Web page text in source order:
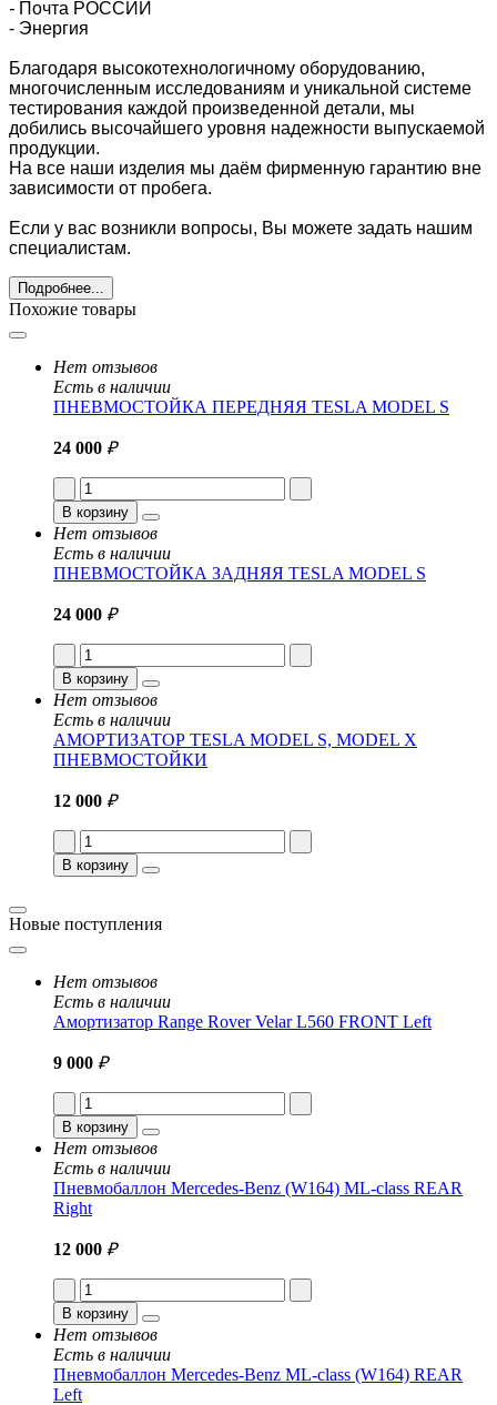
- Почта РОССИИ
- Энергия
Благодаря высокотехнологичному оборудованию,
многочисленным исследованиям и уникальной системе
тестирования каждой произведенной детали, мы
добились высочайшего уровня надежности выпускаемой
продукции.
На все наши изделия мы даём фирменную гарантию вне
зависимости от пробега.
Если у вас возникли вопросы, Вы можете задать нашим
специалистам.
Подробнее...
Похожие товары
Нет отзывов
Есть в наличии
ПНЕВМОСТОЙКА ПЕРЕДНЯЯ TESLA MODEL S
24 000 ₽
В корзину
Нет отзывов
Есть в наличии
ПНЕВМОСТОЙКА ЗАДНЯЯ TESLA MODEL S
24 000 ₽
В корзину
Нет отзывов
Есть в наличии
АМОРТИЗАТОР TESLA MODEL S, MODEL X
ПНЕВМОСТОЙКИ
12 000 ₽
В корзину
Новые поступления
Нет отзывов
Есть в наличии
Амортизатор Range Rover Velar L560 FRONT Left
9 000 ₽
В корзину
Нет отзывов
Есть в наличии
Пневмобаллон Mercedes-Benz (W164) ML-class REAR
Right
12 000 ₽
В корзину
Нет отзывов
Есть в наличии
Пневмобаллон Mercedes-Benz ML-class (W164) REAR
Left